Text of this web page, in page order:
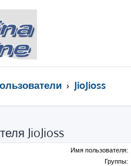
JioJioss
JioJioss
Имя пользователя:
Группы: